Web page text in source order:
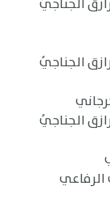
الجناجيُ
الجناجيُ
الجناجيُ